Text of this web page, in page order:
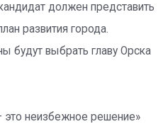
должен представить
развития города.
будут выбрать главу Орска
это неизбежное решение»